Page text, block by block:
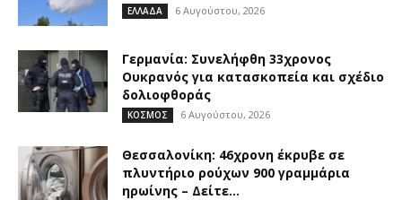
ΕΛΛΑΔΑ 6 Αυγούστου, 2026
Γερμανία: Συνελήφθη 33χρονος
Ουκρανός για κατασκοπεία και σχέδιο
δολιοφθοράς
ΚΟΣΜΟΣ 6 Αυγούστου, 2026
Θεσσαλονίκη: 46χρονη έκρυβε σε
πλυντήριο ρούχων 900 γραμμάρια
ηρωίνης – Δείτε...